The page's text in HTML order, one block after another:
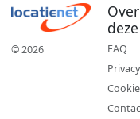
© 2026
Over
FAQ
Privacy